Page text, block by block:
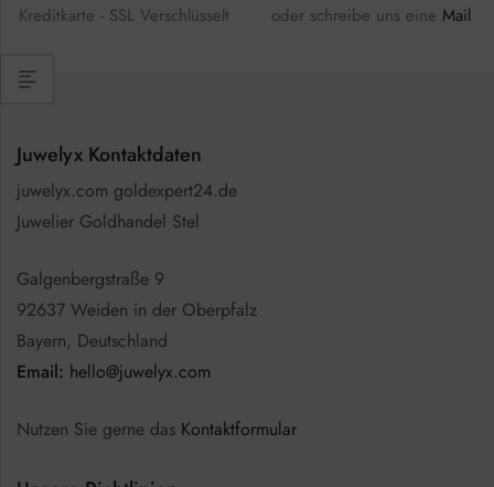
Kreditkarte - SSL Verschlüsselt
oder schreibe uns eine Mail
Juwelyx Kontaktdaten
juwelyx.com goldexpert24.de
Juwelier Goldhandel Stel
Galgenbergstraße 9
92637 Weiden in der Oberpfalz
Bayern, Deutschland
Email: hello@juwelyx.com
Nutzen Sie gerne das Kontaktformular